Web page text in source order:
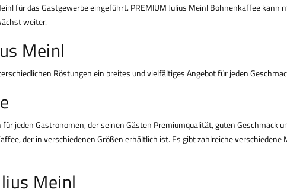
für das Gastgewerbe eingeführt. PREMIUM Julius Meinl Bohnenkaffee
weiter.
Meinl
Röstungen ein breites und vielfältiges Angebot für jeden
jeden Gastronomen, der seinen Gästen Premiumqualität, guten Geschmack
, der in verschiedenen Größen erhältlich ist. Es gibt zahlreiche
Meinl